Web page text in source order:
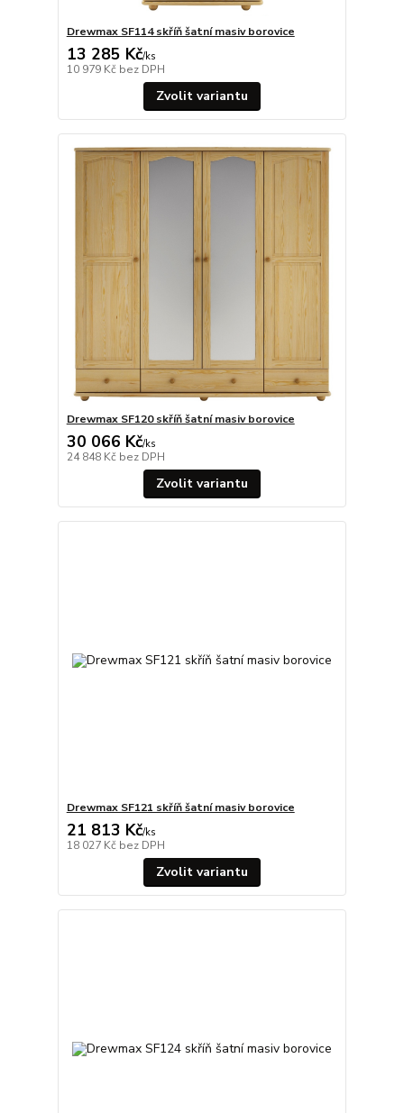
Drewmax SF114 skříň šatní masiv borovice
13 285 Kč/ks
10 979 Kč bez DPH
Zvolit variantu
Drewmax SF120 skříň šatní masiv borovice
30 066 Kč/ks
24 848 Kč bez DPH
Zvolit variantu
Drewmax SF121 skříň šatní masiv borovice
21 813 Kč/ks
18 027 Kč bez DPH
Zvolit variantu